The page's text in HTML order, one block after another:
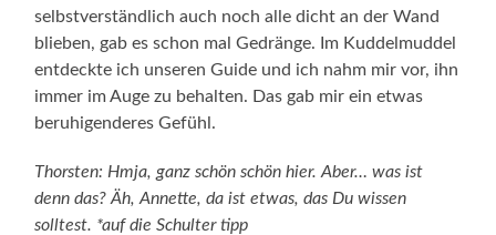
selbstverständlich auch noch alle dicht an der Wand
blieben, gab es schon mal Gedränge. Im Kuddelmuddel
entdeckte ich unseren Guide und ich nahm mir vor, ihn
immer im Auge zu behalten. Das gab mir ein etwas
beruhigenderes Gefühl.
Thorsten: Hmja, ganz schön schön hier. Aber… was ist
denn das? Äh, Annette, da ist etwas, das Du wissen
solltest. *auf die Schulter tipp